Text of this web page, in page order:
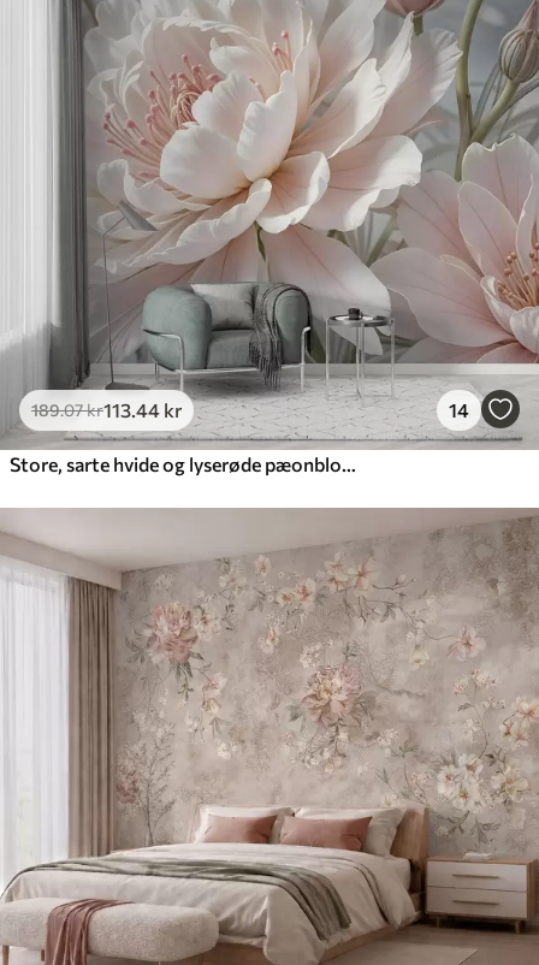
189.07kr113 .44 kr 14